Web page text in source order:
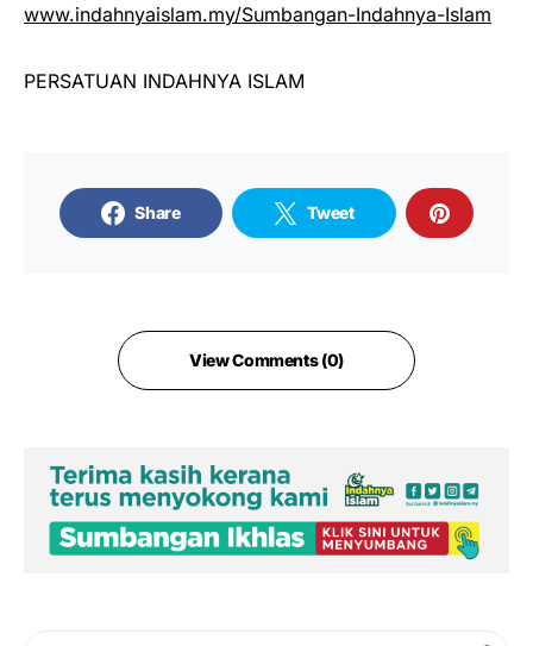
www.indahnyaislam.my/Sumbangan-Indahnya-Islam
PERSATUAN INDAHNYA ISLAM
Share Tweet
View Comments (0)